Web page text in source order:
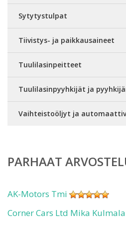
Sytytystulpat
Tiivistys- ja paikkausaineet
Tuulilasinpeitteet
Tuulilasinpyyhkijät ja
Vaihteistoöljyt ja
PARHAAT
AK-Motors Tmi
Corner Cars Ltd Mika